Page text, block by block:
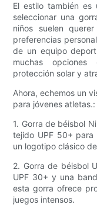
El estilo también es
seleccionar una
niños suelen
preferencias
de un equipo
muchas opciones
protección solar y
Ahora, echemos un
para jóvenes atletas.:
1. Gorra de béisbol
tejido UPF 50+ para
un logotipo clásico
2. Gorra de béisbol
UPF 30+ y una
esta gorra ofrece
juegos intensos.